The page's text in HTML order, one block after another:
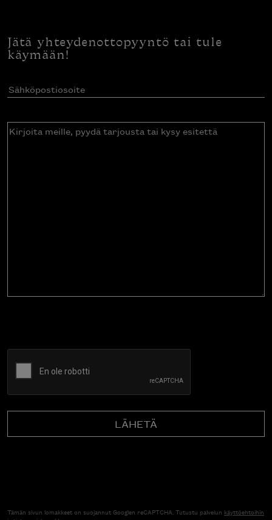
Jätä yhteydenottopyyntö tai tule
käymään!
Sähköpostiosoite(Pakollinen)
Kirjoita
Tämän sivun lomakkeet on suojannut Googlen reCAPTCHA. Tutustu palvelun käyttöehtoihin